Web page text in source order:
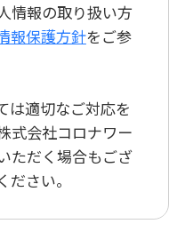
情報の取り扱い方
報保護方針をご参
は適切なご対応を
式会社コロナワー
ただく場合もござ
さい。